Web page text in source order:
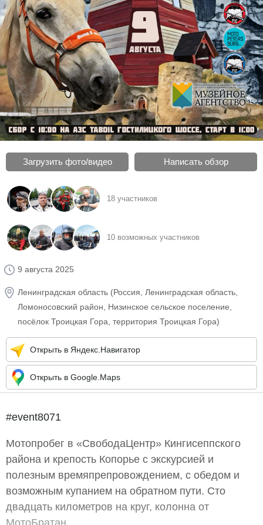
Загрузить фото/видео Написать обзор
18 участников
10 возможных участников
9 августа 2025
Ленинградская область (Россия, Ленинградская область,
Ломоносовский район, Низинское сельское поселение,
посёлок Троицкая Гора, территория Троицкая Гора)
Открыть в Яндекс.Навигатор
Открыть в Google.Maps
#event8071
Мотопробег в «СвободаЦентр» Кингисеппского
района и крепость Копорье с экскурсией и
полезным времяпрепровождением, с обедом и
возможным купанием на обратном пути. Сто
двадцать километров на круг, колонна от
МотоБратан.